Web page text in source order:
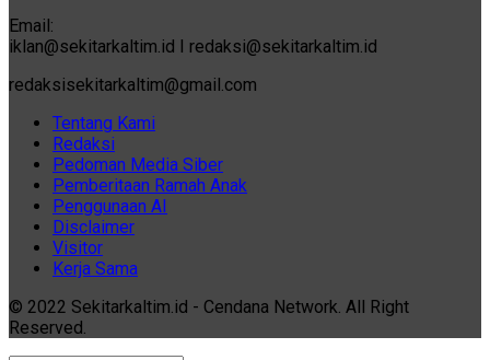
Email:
iklan@sekitarkaltim.id I redaksi@sekitarkaltim.id
redaksisekitarkaltim@gmail.com
Tentang Kami
Redaksi
Pedoman Media Siber
Pemberitaan Ramah Anak
Penggunaan AI
Disclaimer
Visitor
Kerja Sama
© 2022 Sekitarkaltim.id - Cendana Network. All Right
Reserved.